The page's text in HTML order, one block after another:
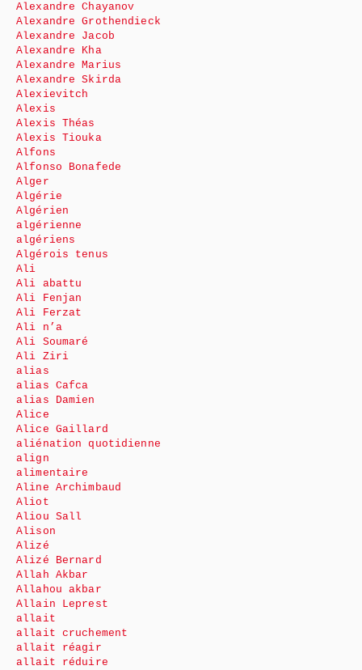
Alexandre Chayanov
Alexandre Grothendieck
Alexandre Jacob
Alexandre Kha
Alexandre Marius
Alexandre Skirda
Alexievitch
Alexis
Alexis Théas
Alexis Tiouka
Alfons
Alfonso Bonafede
Alger
Algérie
Algérien
algérienne
algériens
Algérois tenus
Ali
Ali abattu
Ali Fenjan
Ali Ferzat
Ali n’a
Ali Soumaré
Ali Ziri
alias
alias Cafca
alias Damien
Alice
Alice Gaillard
aliénation quotidienne
align
alimentaire
Aline Archimbaud
Aliot
Aliou Sall
Alison
Alizé
Alizé Bernard
Allah Akbar
Allahou akbar
Allain Leprest
allait
allait cruchement
allait réagir
allait réduire